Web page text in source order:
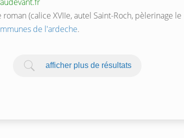
roman (calice XVIIe, autel Saint-Roch, pèlerinage le
de l'ardeche.
afficher plus de résultats